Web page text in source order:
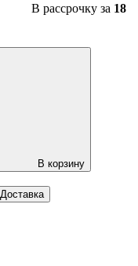
В рассрочку за 18
В корзину
Доставка